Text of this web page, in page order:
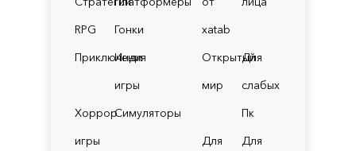
RPG
Гонки
Приключения
Инди
игры
Хоррор
игры
Симуляторы
xatab
Открытый
мир
Для
слабых
Пк
Для
Для